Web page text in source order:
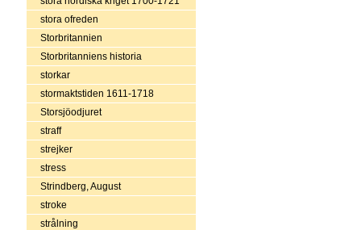
stora ofreden
Storbritannien
Storbritanniens historia
storkar
stormaktstiden 1611-1718
Storsjöodjuret
straff
strejker
stress
Strindberg, August
stroke
strålning